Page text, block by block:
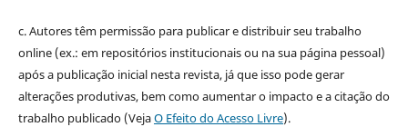
c. Autores têm permissão para publicar e distribuir seu trabalho
online (ex.: em repositórios institucionais ou na sua página pessoal)
após a publicação inicial nesta revista, já que isso pode gerar
alterações produtivas, bem como aumentar o impacto e a citação do
trabalho publicado (VejaO Efeito do Acesso Livre).